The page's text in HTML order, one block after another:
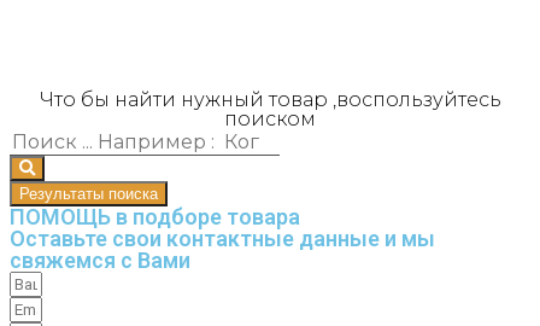
Что бы найти нужный товар ,воспользуйтесь
поиском
Результаты поиска
ПОМОЩЬ в подборе товара
Оставьте свои контактные данные и мы
свяжемся с Вами